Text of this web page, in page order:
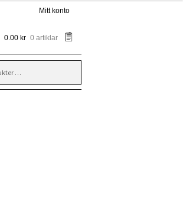
Mitt konto
0.00 kr 0 artiklar